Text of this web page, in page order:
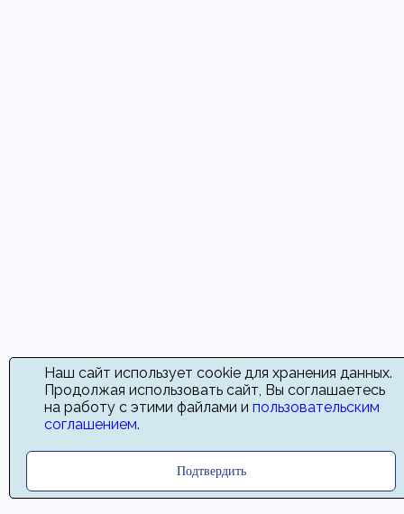
Наш сайт использует cookie для хранения данных.
Продолжая использовать сайт, Вы соглашаетесь
на работу с этими файлами и пользовательским
соглашением.
Подтвердить